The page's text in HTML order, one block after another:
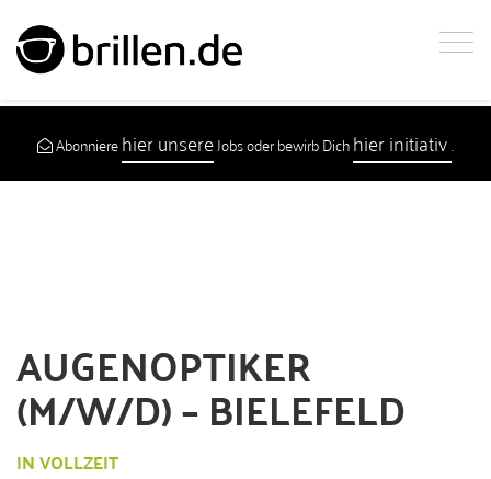
Abonnierehier unsereJobs oder bewirb Dichhier initiativ.
AUGENOPTIKER
(M/W/D) – BIELEFELD
IN VOLLZEIT